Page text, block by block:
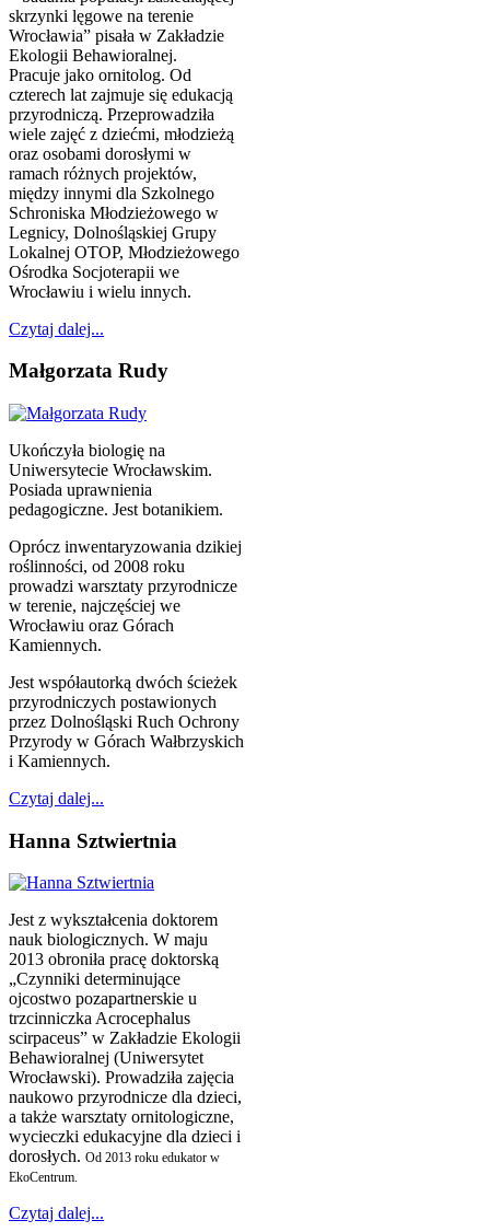
skrzynki lęgowe na terenie
Wrocławia” pisała w Zakładzie
Ekologii Behawioralnej.
Pracuje jako ornitolog. Od
czterech lat zajmuje się edukacją
przyrodniczą. Przeprowadziła
wiele zajęć z dziećmi, młodzieżą
oraz osobami dorosłymi w
ramach różnych projektów,
między innymi dla Szkolnego
Schroniska Młodzieżowego w
Legnicy, Dolnośląskiej Grupy
Lokalnej OTOP, Młodzieżowego
Ośrodka Socjoterapii we
Wrocławiu i wielu innych.
Czytaj dalej...
Małgorzata Rudy
Ukończyła biologię na
Uniwersytecie Wrocławskim.
Posiada uprawnienia
pedagogiczne. Jest botanikiem.
Oprócz inwentaryzowania dzikiej
roślinności, od 2008 roku
prowadzi warsztaty przyrodnicze
w terenie, najczęściej we
Wrocławiu oraz Górach
Kamiennych.
Jest współautorką dwóch ścieżek
przyrodniczych postawionych
przez Dolnośląski Ruch Ochrony
Przyrody w Górach Wałbrzyskich
i Kamiennych.
Czytaj dalej...
Hanna Sztwiertnia
Jest z wykształcenia doktorem
nauk biologicznych. W maju
2013 obroniła pracę doktorską
„Czynniki determinujące
ojcostwo pozapartnerskie u
trzcinniczka Acrocephalus
scirpaceus” w Zakładzie Ekologii
Behawioralnej (Uniwersytet
Wrocławski). Prowadziła zajęcia
naukowo przyrodnicze dla dzieci,
a także warsztaty ornitologiczne,
wycieczki edukacyjne dla dzieci i
dorosłych. Od 2013 roku edukator w
EkoCentrum.
Czytaj dalej...